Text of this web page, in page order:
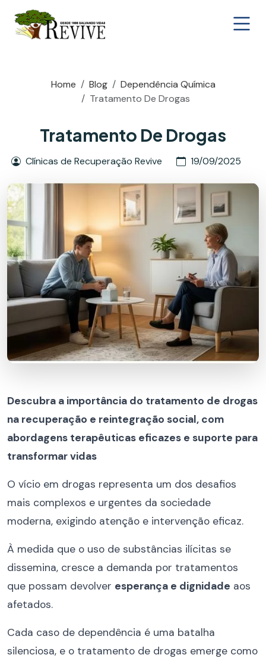
Home Blog
Dependência Química
Tratamento De Drogas
Tratamento De Drogas
Clínicas de Recuperação Revive 19/09/2025
Descubra a importância do tratamento de drogas
na recuperação e reintegração social, com
abordagens terapêuticas eficazes e suporte para
transformar vidas
O vício em drogas representa um dos desafios
mais complexos e urgentes da sociedade
moderna, exigindo atenção e intervenção eficaz.
À medida que o uso de substâncias ilícitas se
dissemina, cresce a demanda por tratamentos
que possam devolver esperança e dignidade aos
afetados.
Cada caso de dependência é uma batalha
silenciosa, e o tratamento de drogas emerge como